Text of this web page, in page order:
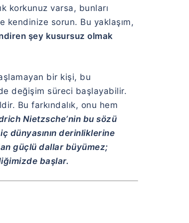
korkunuz varsa, bunları
kendinize sorun. Bu yaklaşım,
şey kusursuz olmak
bir kişi, bu
değişim süreci başlayabilir.
Bu farkındalık, onu hem
Nietzsche’nin bu sözü
dünyasının derinliklerine
güçlü dallar büyümez;
başlar.